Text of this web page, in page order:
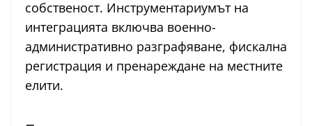
собственост. Инструментариумът на
интеграцията включва военно-
административно разграфяване, фискална
регистрация и пренареждане на местните
елити.